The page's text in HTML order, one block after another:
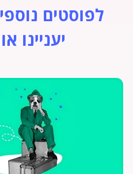
לפוסטים
יעניינו